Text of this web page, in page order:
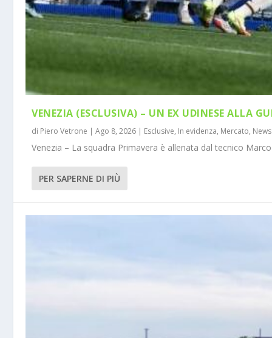
VENEZIA (ESCLUSIVA) – UN EX UDINESE ALLA
di Piero Vetrone |Ago 8, 2026 | Esclusive, In evidenza, Mercato, News
Venezia – La squadra Primavera è allenata dal tecnico
PER SAPERNE DI PIÙ